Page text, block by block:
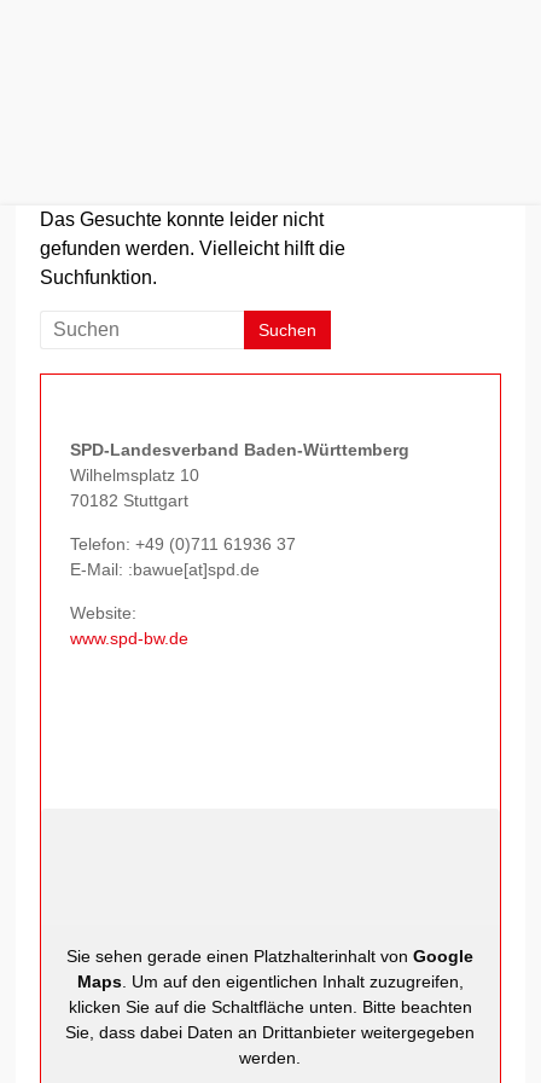
Inhalt
springen
Das Gesuchte konnte leider nicht
gefunden werden. Vielleicht hilft die
Suchfunktion.
SPD-Landesverband Baden-Württemberg
Wilhelmsplatz 10
70182 Stuttgart
Telefon:+49 (0)711 61936 37
E-Mail: :bawue[at]spd.de
Website:
www.spd-bw.de
Sie sehen gerade einen Platzhalterinhalt vonGoogle
Maps. Um auf den eigentlichen Inhalt zuzugreifen,
klicken Sie auf die Schaltfläche unten. Bitte beachten
Sie, dass dabei Daten an Drittanbieter weitergegeben
werden.